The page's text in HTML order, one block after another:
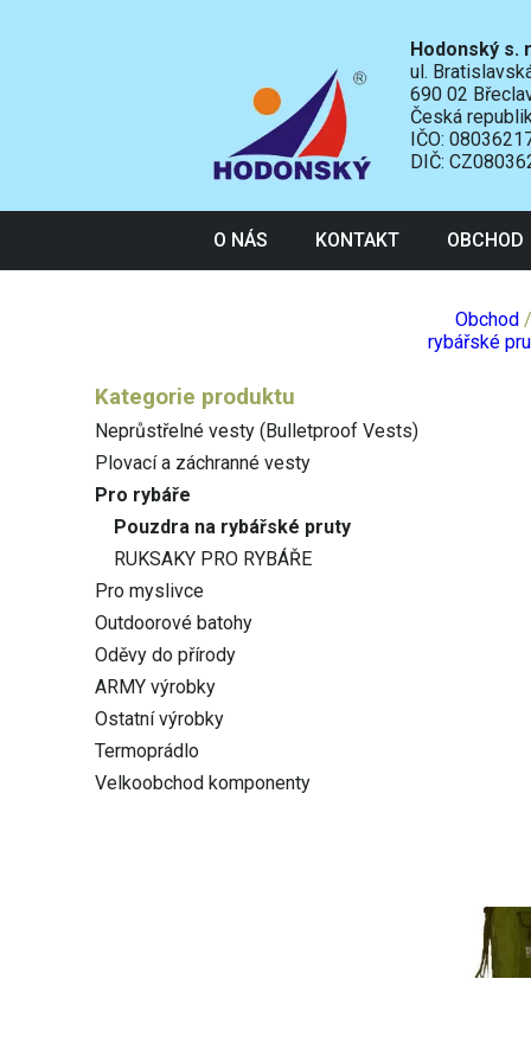
Hodonský s.
ul.
690 02
Česká
IČO:
DIČ:
O NÁS KONTAKT OBCHOD
Kategorie produktu
Neprůstřelné vesty (Bulletproof Vests)
Plovací a záchranné vesty
Pro rybáře
Pouzdra na rybářské pruty
RUKSAKY PRO RYBÁŘE
Pro myslivce
Outdoorové batohy
Oděvy do přírody
ARMY výrobky
Ostatní výrobky
Termoprádlo
Velkoobchod komponenty
Obchod
rybářské